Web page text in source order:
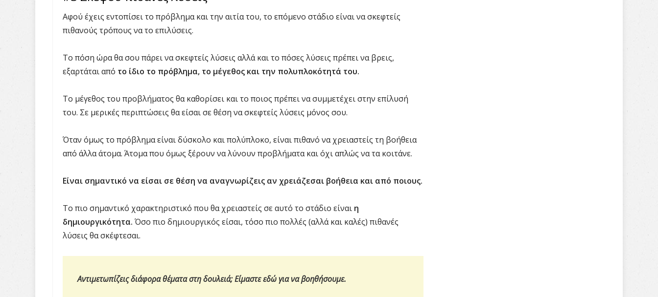
Αφού έχεις εντοπίσει το πρόβλημα και την αιτία του, το επόμενο στάδιο είναι να σκεφτείς
πιθανούς τρόπους να το επιλύσεις.
Το πόση ώρα θα σου πάρει να σκεφτείς λύσεις αλλά και το πόσες λύσεις πρέπει να βρεις,
εξαρτάται από το ίδιο το πρόβλημα, το μέγεθος και την πολυπλοκότητά του.
Το μέγεθος του προβλήματος θα καθορίσει και το ποιος πρέπει να συμμετέχει στην επίλυσή
του. Σε μερικές περιπτώσεις θα είσαι σε θέση να σκεφτείς λύσεις μόνος σου.
Όταν όμως το πρόβλημα είναι δύσκολο και πολύπλοκο, είναι πιθανό να χρειαστείς τη βοήθεια
από άλλα άτομα. Άτομα που όμως ξέρουν να λύνουν προβλήματα και όχι απλώς να τα κοιτάνε.
Είναι σημαντικό να είσαι σε θέση να αναγνωρίζεις αν χρειάζεσαι βοήθεια και από ποιους.
Το πιο σημαντικό χαρακτηριστικό που θα χρειαστείς σε αυτό το στάδιο είναι η
δημιουργικότητα. Όσο πιο δημιουργικός είσαι, τόσο πιο πολλές (αλλά και καλές) πιθανές
λύσεις θα σκέφτεσαι.
Αντιμετωπίζεις διάφορα θέματα στη δουλειά;Είμαστε εδώ για να βοηθήσουμε.